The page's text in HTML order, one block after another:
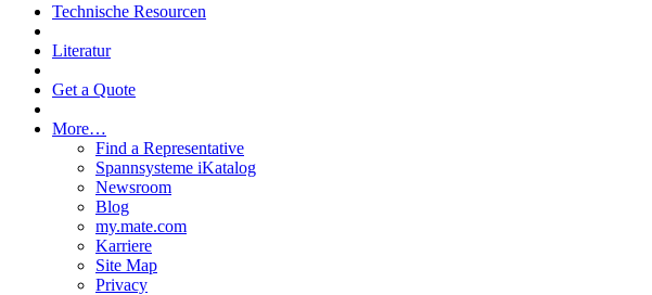
Technische Resourcen
Literatur
Get a Quote
More…
Find a Representative
Spannsysteme iKatalog
Newsroom
Blog
my.mate.com
Karriere
Site Map
Privacy